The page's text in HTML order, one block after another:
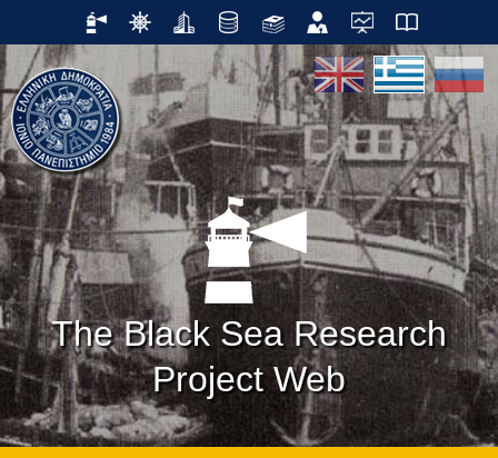
The Black Sea Research
Project Web